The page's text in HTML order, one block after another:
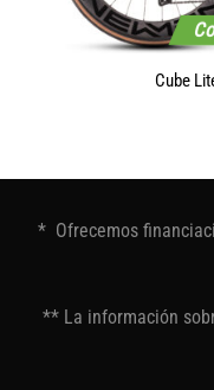
Cube
* Ofrecemos
** La información